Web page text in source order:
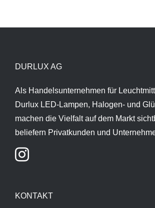
DURLUX AG
Als Handelsunternehmen für
Durlux LED-Lampen, Halogen- und
machen die Vielfalt auf dem Markt
beliefern Privatkunden und
KONTAKT